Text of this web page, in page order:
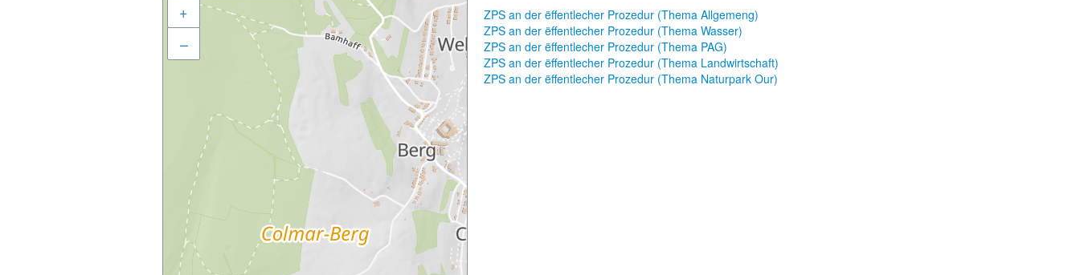
+
–
ZPS an der ëffentlecher Prozedur (Thema Allgemeng)
ZPS an der ëffentlecher Prozedur (Thema Wasser)
ZPS an der ëffentlecher Prozedur (Thema PAG)
ZPS an der ëffentlecher Prozedur (Thema Landwirtschaft)
ZPS an der ëffentlecher Prozedur (Thema Naturpark Our)